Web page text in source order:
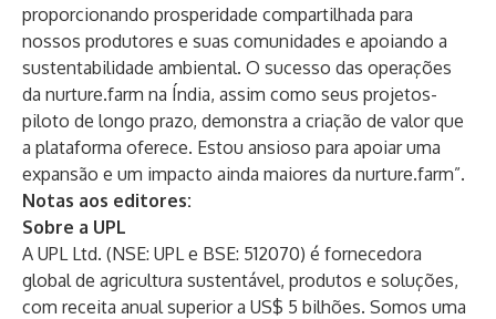
proporcionando prosperidade compartilhada para
nossos produtores e suas comunidades e apoiando a
sustentabilidade ambiental. O sucesso das operações
da nurture.farm na Índia, assim como seus projetos-
piloto de longo prazo, demonstra a criação de valor que
a plataforma oferece. Estou ansioso para apoiar uma
expansão e um impacto ainda maiores da nurture.farm”.
Notas aos editores:
Sobre a UPL
A UPL Ltd. (NSE: UPL e BSE: 512070) é fornecedora
global de agricultura sustentável, produtos e soluções,
com receita anual superior a US$ 5 bilhões. Somos uma